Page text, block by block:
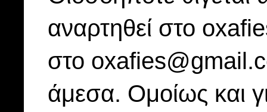
αναρτηθεί στο
στο
άμεσα. Ομοίως και